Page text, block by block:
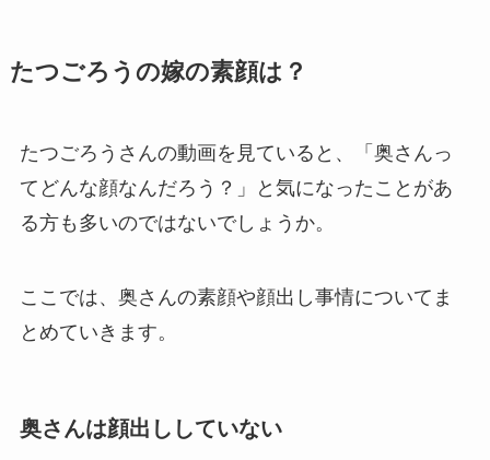
たつごろうの嫁の素顔は？
たつごろうさんの動画を見ていると、「奥さんっ
てどんな顔なんだろう？」と気になったことがあ
る方も多いのではないでしょうか。
ここでは、奥さんの素顔や顔出し事情についてま
とめていきます。
奥さんは顔出ししていない